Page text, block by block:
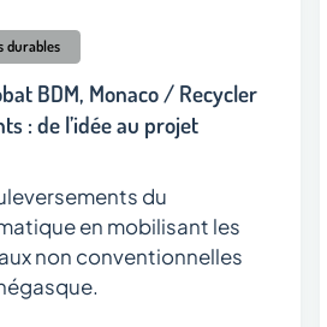
durables
BDM, Monaco / Recycler
: de l’idée au projet
du
en mobilisant les
non conventionnelles